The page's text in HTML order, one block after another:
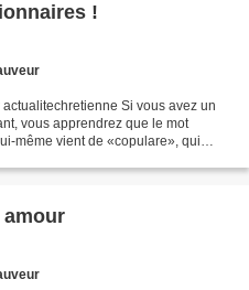
!
Si vous avez un
vous apprendrez que le mot
même vient de «copulare», qui
amour